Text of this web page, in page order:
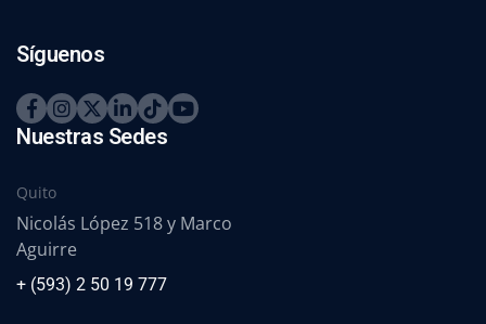
Síguenos
Nuestras Sedes
Quito
Nicolás López 518 y Marco
Aguirre
+ (593) 2 50 19 777